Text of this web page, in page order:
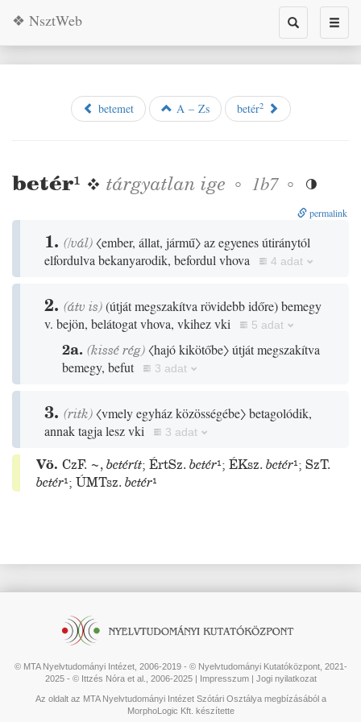
Toggle
search
❖ NsztWeb
betemet A – Zs betér2
betér¹ ❖ tárgyatlan ige ◦ 1b7◦ 
permalink
1. (/vál)〈ember, állat, jármű〉az egyenes útiránytól
elfordulva bekanyarodik, befordul vhova
4 adat
2. (átv is)(útját megszakítva rövidebb időre)bemegy
v. bejön, belátogat vhova, vkihez vki
5 adat
2a. (kissérég)〈hajó kikötőbe〉útját megszakítva
bemegy, befut
3 adat
3. (ritk)〈vmely egyház közösségébe〉betagolódik,
annak tagja lesz vki
3 adat
Vö. CzF. ~,betérít; ÉrtSz. betér¹; ÉKsz. betér¹; SzT.
betér¹; ÚMTsz. betér¹
© MTA Nyelvtudományi Intézet, 2006-2019 - © Nyelvtudományi Kutatóközpont, 2021-
2025 - © Ittzés Nóra et al., 2006-2025 | Impresszum| Jogi nyilatkozat
Az oldalt az MTA Nyelvtudományi Intézet Szótári Osztálya megbízásából a
MorphoLogic Kft. készítette